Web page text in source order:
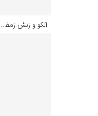
آلکو و زنش زمفیرا – مارک شاگال